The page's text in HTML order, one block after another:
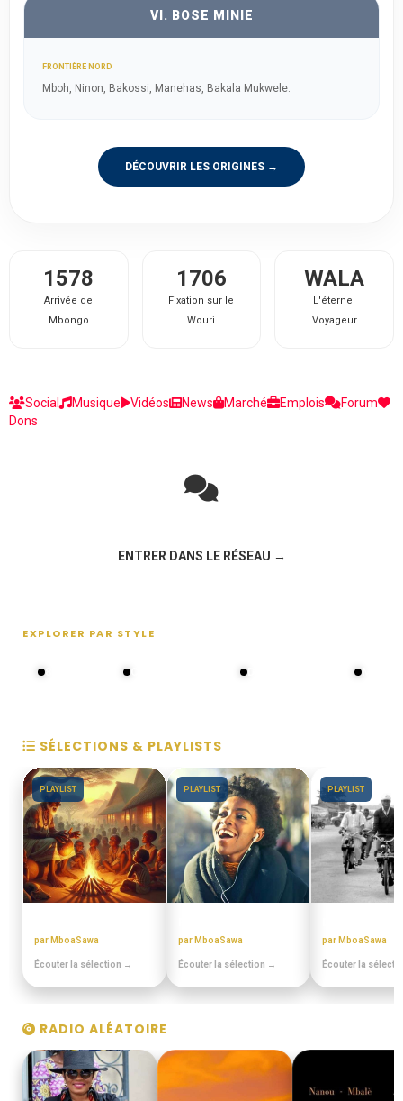
VI. BOSE MINIE
FRONTIÈRE NORD
Mboh, Ninon, Bakossi, Manehas, Bakala Mukwele.
DÉCOUVRIR LES ORIGINES →
1578
Arrivée de
Mbongo
1706
Fixation sur le
Wouri
WALA
L'éternel
Voyageur
Social Musique Vidéos News Marché Emplois
Forum
Dons
ENTRER DANS LE RÉSEAU →
EXPLORER PAR STYLE
SÉLECTIONS & PLAYLISTS
PLAYLIST
par MboaSawa
Écouter la sélection →
PLAYLIST
par MboaSawa
Écouter la sélection →
PLAYLIST
par MboaSawa
Écouter la
RADIO ALÉATOIRE